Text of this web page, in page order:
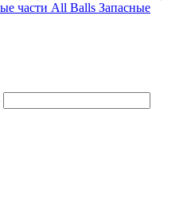
части All Balls Запасные